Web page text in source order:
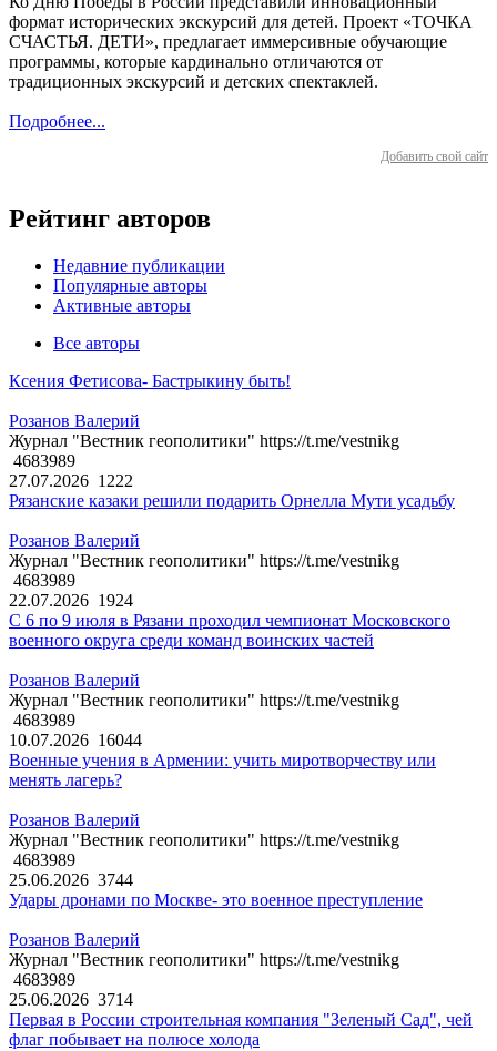
формат исторических экскурсий для детей. Проект «ТОЧКА
СЧАСТЬЯ. ДЕТИ», предлагает иммерсивные обучающие
программы, которые кардинально отличаются от
традиционных экскурсий и детских спектаклей.
Подробнее...
Добавить свой сайт
Рейтинг авторов
Недавние публикации
Популярные авторы
Активные авторы
Все авторы
Ксения Фетисова- Бастрыкину быть!
Розанов Валерий
Журнал "Вестник геополитики" https://t.me/vestnikg
4683989
27.07.2026 1222
Рязанские казаки решили подарить Орнелла Мути усадьбу
Розанов Валерий
Журнал "Вестник геополитики" https://t.me/vestnikg
4683989
22.07.2026 1924
С 6 по 9 июля в Рязани проходил чемпионат Московского
военного округа среди команд воинских частей
Розанов Валерий
Журнал "Вестник геополитики" https://t.me/vestnikg
4683989
10.07.2026 16044
Военные учения в Армении: учить миротворчеству или
менять лагерь?
Розанов Валерий
Журнал "Вестник геополитики" https://t.me/vestnikg
4683989
25.06.2026 3744
Удары дронами по Москве- это военное преступление
Розанов Валерий
Журнал "Вестник геополитики" https://t.me/vestnikg
4683989
25.06.2026 3714
Первая в России строительная компания "Зеленый Сад", чей
флаг побывает на полюсе холода